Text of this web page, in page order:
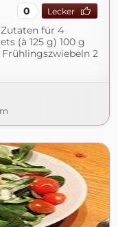
0 Lecker
für 4
(à 125 g) 100 g
2